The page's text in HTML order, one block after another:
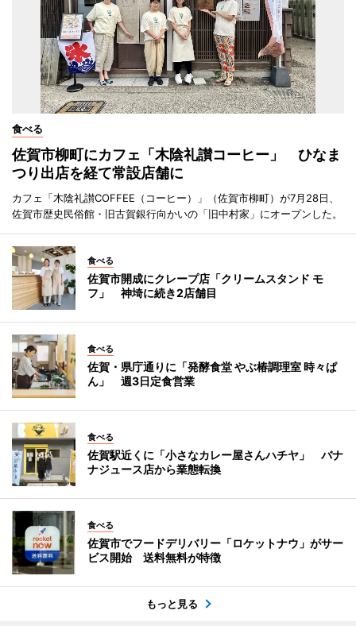
食べる
佐賀市柳町にカフェ「木陰礼讃コーヒー」 ひなま
つり出店を経て常設店舗に
カフェ「木陰礼讃COFFEE（コーヒー）」（佐賀市柳町）が7月28日、
佐賀市歴史民俗館・旧古賀銀行向かいの「旧中村家」にオープンした。
食べる
佐賀市開成にクレープ店「クリームスタンド モ
フ」 神埼に続き2店舗目
食べる
佐賀・県庁通りに「発酵食堂 やぶ椿調理室 時々ぱ
ん」 週3日定食営業
食べる
佐賀駅近くに「小さなカレー屋さんハチヤ」 バナ
ナジュース店から業態転換
食べる
佐賀市でフードデリバリー「ロケットナウ」がサー
ビス開始 送料無料が特徴
もっと見る